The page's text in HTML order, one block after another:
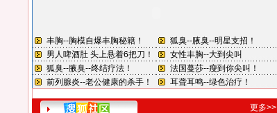
更多>>